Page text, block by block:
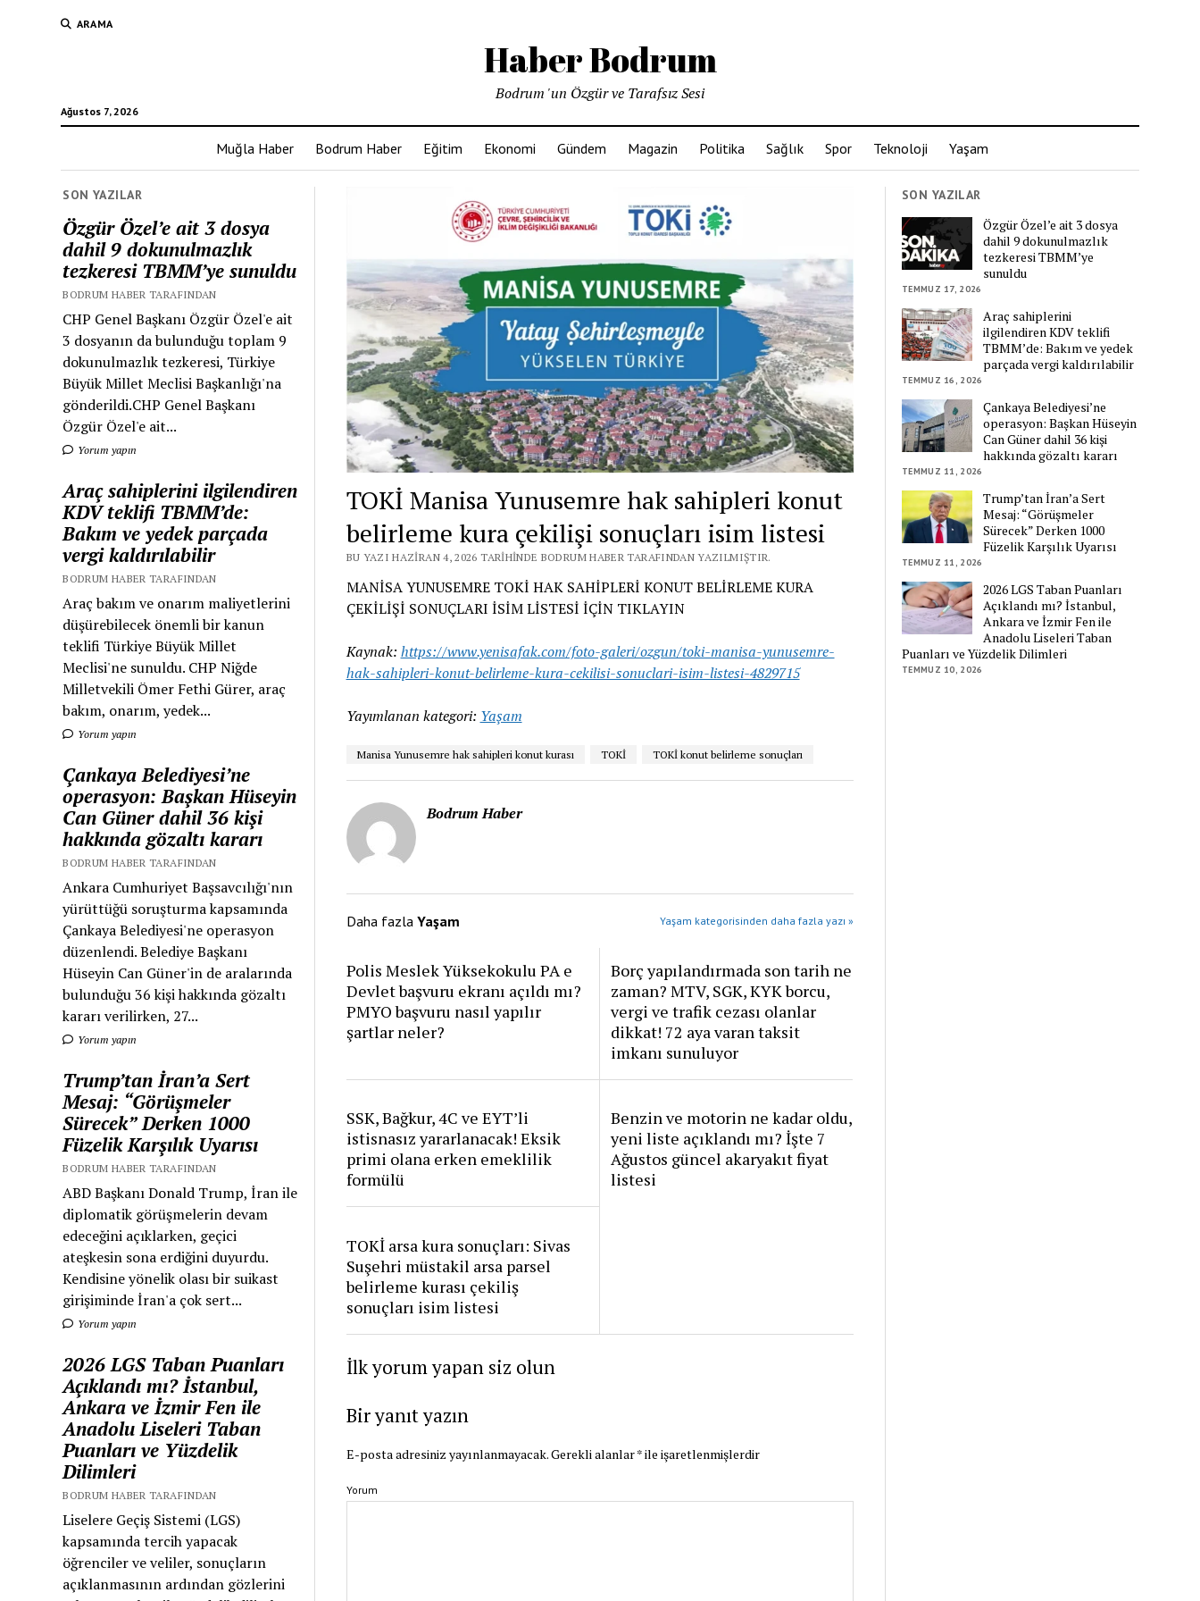
ARAMA
Haber Bodrum
Ağustos 7, 2026
Bodrum 'un Özgür ve Tarafsız Sesi
Muğla Haber Bodrum Haber Eğitim Ekonomi Gündem Magazin Politika Sağlık Spor Teknoloji Yaşam
SON YAZILAR
Özgür Özel’e ait 3 dosya
dahil 9 dokunulmazlık
tezkeresi TBMM’ye sunuldu
BODRUM HABER TARAFINDAN
CHP Genel Başkanı Özgür Özel'e ait
3 dosyanın da bulunduğu toplam 9
dokunulmazlık tezkeresi, Türkiye
Büyük Millet Meclisi Başkanlığı'na
gönderildi.CHP Genel Başkanı
Özgür Özel'e ait...
Yorum yapın
Araç sahiplerini ilgilendiren
KDV teklifi TBMM’de:
Bakım ve yedek parçada
vergi kaldırılabilir
BODRUM HABER TARAFINDAN
Araç bakım ve onarım maliyetlerini
düşürebilecek önemli bir kanun
teklifi Türkiye Büyük Millet
Meclisi'ne sunuldu. CHP Niğde
Milletvekili Ömer Fethi Gürer, araç
bakım, onarım, yedek...
Yorum yapın
Çankaya Belediyesi’ne
operasyon: Başkan Hüseyin
Can Güner dahil 36 kişi
hakkında gözaltı kararı
BODRUM HABER TARAFINDAN
Ankara Cumhuriyet Başsavcılığı'nın
yürüttüğü soruşturma kapsamında
Çankaya Belediyesi'ne operasyon
düzenlendi. Belediye Başkanı
Hüseyin Can Güner'in de aralarında
bulunduğu 36 kişi hakkında gözaltı
kararı verilirken, 27...
Yorum yapın
Trump’tan İran’a Sert
Mesaj: “Görüşmeler
Sürecek” Derken 1000
Füzelik Karşılık Uyarısı
BODRUM HABER TARAFINDAN
ABD Başkanı Donald Trump, İran ile
diplomatik görüşmelerin devam
edeceğini açıklarken, geçici
ateşkesin sona erdiğini duyurdu.
Kendisine yönelik olası bir suikast
girişiminde İran'a çok sert...
Yorum yapın
2026 LGS Taban Puanları
Açıklandı mı? İstanbul,
Ankara ve İzmir Fen ile
Anadolu Liseleri Taban
Puanları ve Yüzdelik
Dilimleri
BODRUM HABER TARAFINDAN
Liselere Geçiş Sistemi (LGS)
kapsamında tercih yapacak
öğrenciler ve veliler, sonuçların
açıklanmasının ardından gözlerini
TOKİ Manisa Yunusemre hak sahipleri konut
belirleme kura çekilişi sonuçları isim listesi
BU YAZI HAZIRAN 4, 2026 TARIHINDE BODRUM HABER TARAFINDAN YAZILMIŞTIR.
MANİSA YUNUSEMRE TOKİ HAK SAHİPLERİ KONUT BELİRLEME KURA
ÇEKİLİŞİ SONUÇLARI İSİM LİSTESİ İÇİN TIKLAYIN
Kaynak: https://www.yenisafak.com/foto-galeri/ozgun/toki-manisa-yunusemre-
hak-sahipleri-konut-belirleme-kura-cekilisi-sonuclari-isim-listesi-4829715
Yayımlanan kategori: Yaşam
Manisa Yunusemre hak sahipleri konut kurası TOKİ TOKİ konut belirleme sonuçları
Bodrum Haber
Daha fazla Yaşam Yaşam kategorisinden daha fazla yazı »
Polis Meslek Yüksekokulu PA e
Devlet başvuru ekranı açıldı mı?
PMYO başvuru nasıl yapılır
şartlar neler?
Borç yapılandırmada son tarih ne
zaman? MTV, SGK, KYK borcu,
vergi ve trafik cezası olanlar
dikkat! 72 aya varan taksit
imkanı sunuluyor
SSK, Bağkur, 4C ve EYT’li
istisnasız yararlanacak! Eksik
primi olana erken emeklilik
formülü
Benzin ve motorin ne kadar oldu,
yeni liste açıklandı mı? İşte 7
Ağustos güncel akaryakıt fiyat
listesi
TOKİ arsa kura sonuçları: Sivas
Suşehri müstakil arsa parsel
belirleme kurası çekiliş
sonuçları isim listesi
İlk yorum yapan siz olun
Bir yanıt yazın
E-posta adresiniz yayınlanmayacak.Gerekli alanlar*ile işaretlenmişlerdir
Yorum
SON YAZILAR
Özgür Özel’e ait 3 dosya
dahil 9 dokunulmazlık
tezkeresi TBMM’ye
sunuldu
TEMMUZ 17, 2026
Araç sahiplerini
ilgilendiren KDV teklifi
TBMM’de: Bakım ve yedek
parçada vergi kaldırılabilir
TEMMUZ 16, 2026
Çankaya Belediyesi’ne
operasyon: Başkan Hüseyin
Can Güner dahil 36 kişi
hakkında gözaltı kararı
TEMMUZ 11, 2026
Trump’tan İran’a Sert
Mesaj: “Görüşmeler
Sürecek” Derken 1000
Füzelik Karşılık Uyarısı
TEMMUZ 11, 2026
2026 LGS Taban Puanları
Açıklandı mı? İstanbul,
Ankara ve İzmir Fen ile
Anadolu Liseleri Taban
Puanları ve Yüzdelik Dilimleri
TEMMUZ 10, 2026